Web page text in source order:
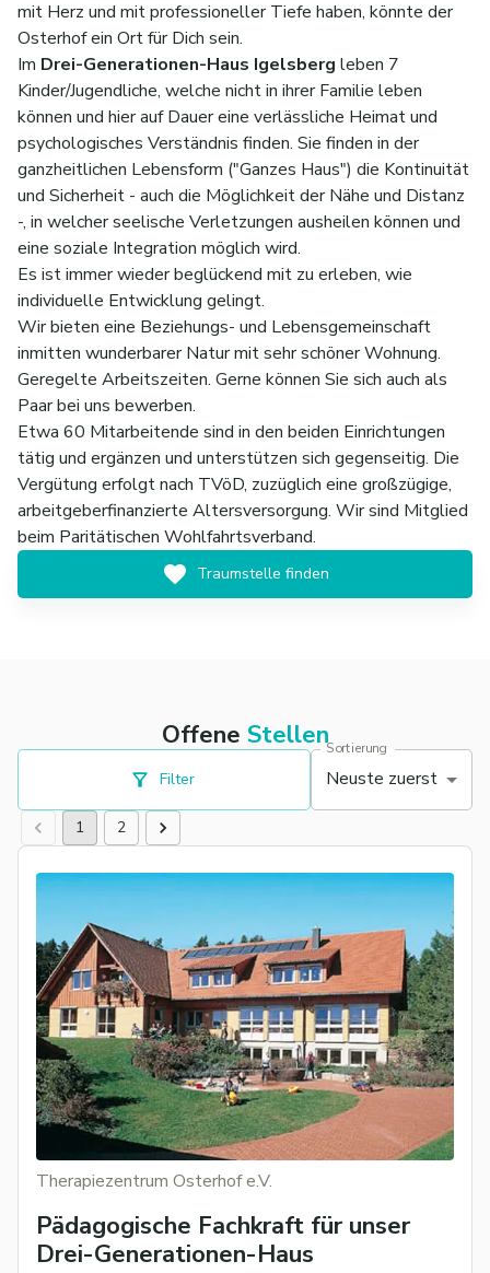
mit Herz und mit professioneller Tiefe haben, könnte der
Osterhof ein Ort für Dich sein.
Im Drei-Generationen-Haus Igelsberg leben 7
Kinder/Jugendliche, welche nicht in ihrer Familie leben
können und hier auf Dauer eine verlässliche Heimat und
psychologisches Verständnis finden. Sie finden in der
ganzheitlichen Lebensform ("Ganzes Haus") die Kontinuität
und Sicherheit - auch die Möglichkeit der Nähe und Distanz
-, in welcher seelische Verletzungen ausheilen können und
eine soziale Integration möglich wird.
Es ist immer wieder beglückend mit zu erleben, wie
individuelle Entwicklung gelingt.
Wir bieten eine Beziehungs- und Lebensgemeinschaft
inmitten wunderbarer Natur mit sehr schöner Wohnung.
Geregelte Arbeitszeiten. Gerne können Sie sich auch als
Paar bei uns bewerben.
Etwa 60 Mitarbeitende sind in den beiden Einrichtungen
tätig und ergänzen und unterstützen sich gegenseitig. Die
Vergütung erfolgt nach TVöD, zuzüglich eine großzügige,
arbeitgeberfinanzierte Altersversorgung. Wir sind Mitglied
beim Paritätischen Wohlfahrtsverband.
Traumstelle finden
Offene Stellen
Filter
Sortierung
Neuste zuerst
1 2
Therapiezentrum Osterhof e.V.
Pädagogische Fachkraft für unser
Drei-Generationen-Haus